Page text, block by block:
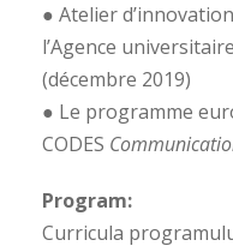
● Atelier
l’Agence
(décembre 2019)
● Le programme
CODES
Program:
Curricula